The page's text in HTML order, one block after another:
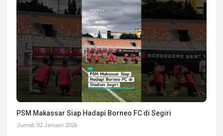
PSM Makassar Siap Hadapi Borneo FC di Segiri
Jumat, 02 Januari 2026